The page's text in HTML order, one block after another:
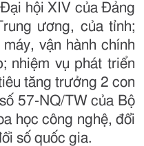
hội XIV của Đảng
ương, của tỉnh;
vận hành chính
nhiệm vụ phát triển
tăng trưởng 2 con
57-NQ/TW của Bộ
học công nghệ, đổi
số quốc gia.